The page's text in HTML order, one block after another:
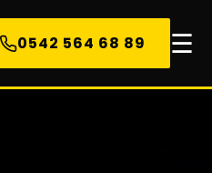
0542 564 68 89 ☰